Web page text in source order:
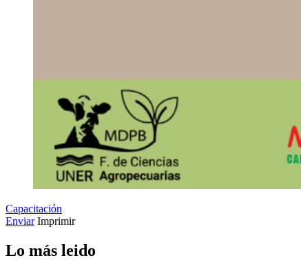
Capacitación
Enviar Imprimir
Lo más leido